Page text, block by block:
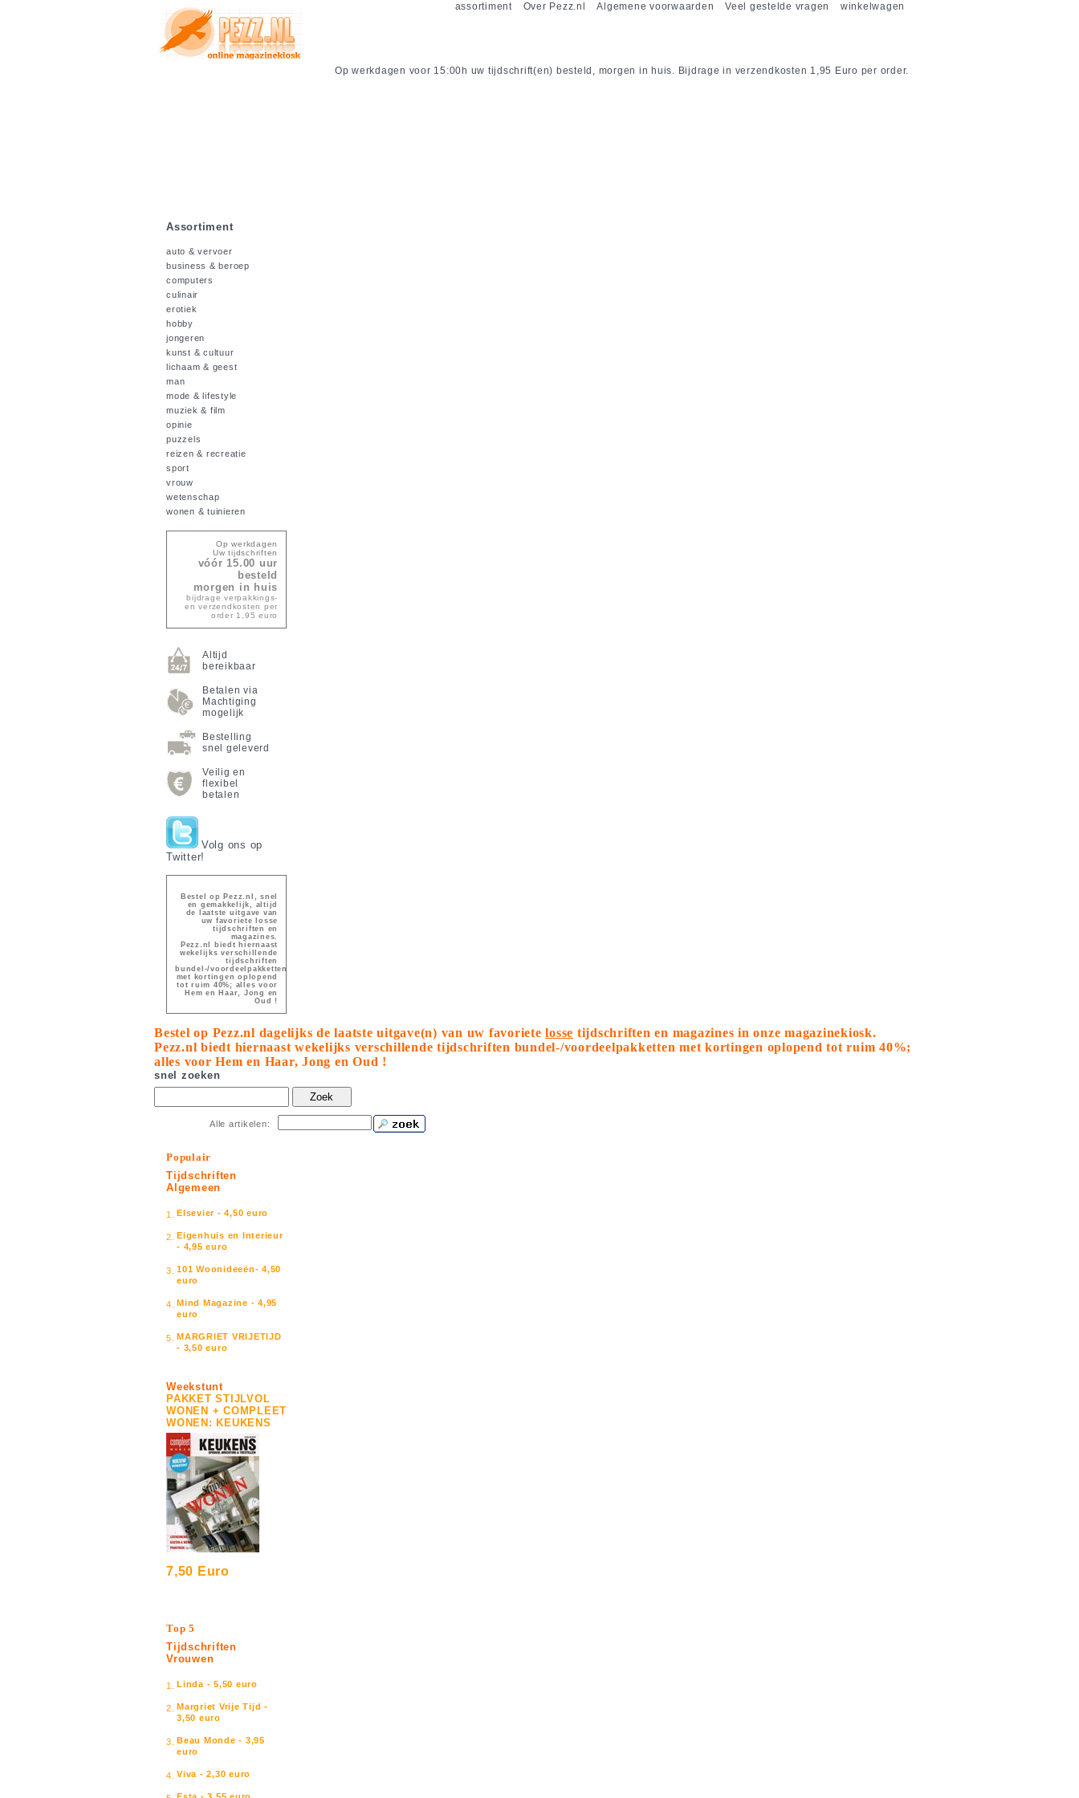
assortiment Over Pezz.nl Algemene voorwaarden Veel gestelde vragen winkelwagen
Op werkdagen voor 15:00h uw tijdschrift(en) besteld, morgen in huis. Bijdrage in verzendkosten 1,95 Euro per order.
Assortiment
auto & vervoer
business & beroep
computers
culinair
erotiek
hobby
jongeren
kunst & cultuur
lichaam & geest
man
mode & lifestyle
muziek & film
opinie
puzzels
reizen & recreatie
sport
vrouw
wetenschap
wonen & tuinieren
Op werkdagen
Uw tijdschriften
vóór 15.00 uur
besteld
morgen in huis
bijdrage verpakkings-
en verzendkosten per
order 1,95 euro
Altijd
bereikbaar
Betalen via
Machtiging
mogelijk
Bestelling
snel geleverd
Veilig en
flexibel
betalen
Volg ons op
Twitter!
Bestel op Pezz.nl, snel
en gemakkelijk, altijd
de laatste uitgave van
uw favoriete losse
tijdschriften en
magazines.
Pezz.nl biedt hiernaast
wekelijks verschillende
tijdschriften
bundel-/voordeelpakketten
met kortingen oplopend
tot ruim 40%; alles voor
Hem en Haar, Jong en
Oud !
Bestel op Pezz.nl dagelijks de laatste uitgave(n) van uw favorietelosse tijdschriften en magazines in onze magazinekiosk.
Pezz.nl biedt hiernaast wekelijks verschillende tijdschriften bundel-/voordeelpakketten met kortingen oplopend tot ruim 40%;
alles voor Hem en Haar, Jong en Oud !
snel zoeken
Zoek
Alle artikelen:
Populair
Tijdschriften
Algemeen
1. Elsevier - 4,50 euro
2. Eigenhuis en Interieur
- 4,95 euro
3. 101 Woonideeën- 4,50
euro
4. Mind Magazine - 4,95
euro
5. MARGRIET VRIJETIJD
- 3,50 euro
Weekstunt
PAKKET STIJLVOL
WONEN + COMPLEET
WONEN: KEUKENS
7,50 Euro
Top 5
Tijdschriften
Vrouwen
1. Linda - 5,50 euro
2. Margriet Vrije Tijd -
3,50 euro
3. Beau Monde - 3,95
euro
4. Viva - 2,30 euro